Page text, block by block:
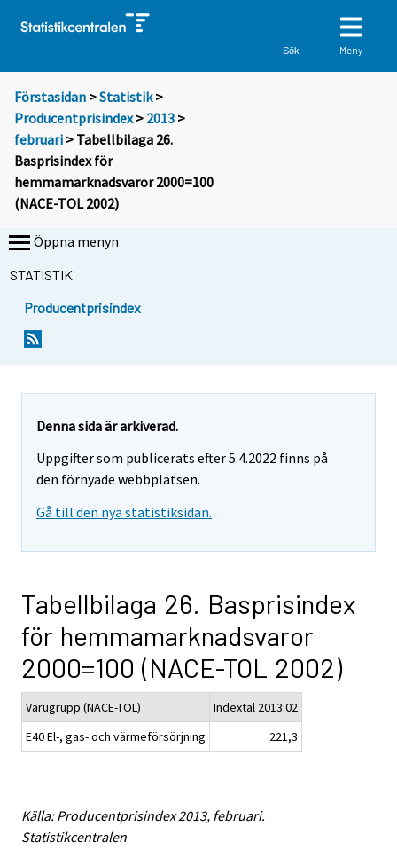
Sök Meny
Förstasidan >Statistik >
Producentprisindex> 2013 >
februari > Tabellbilaga 26.
Basprisindex för
hemmamarknadsvaror 2000=100
(NACE-TOL 2002)
Öppna menyn
STATISTIK
Producentprisindex
Denna sida är arkiverad.
Uppgifter som publicerats efter 5.4.2022 finns på
den förnyade webbplatsen.
Gå till den nya statistiksidan.
Tabellbilaga 26. Basprisindex
för hemmamarknadsvaror
2000=100 (NACE-TOL 2002)
Varugrupp (NACE-TOL)
Indextal 2013:02
E40 El-, gas- och värmeförsörjning
221,3
Källa: Producentprisindex 2013, februari.
Statistikcentralen